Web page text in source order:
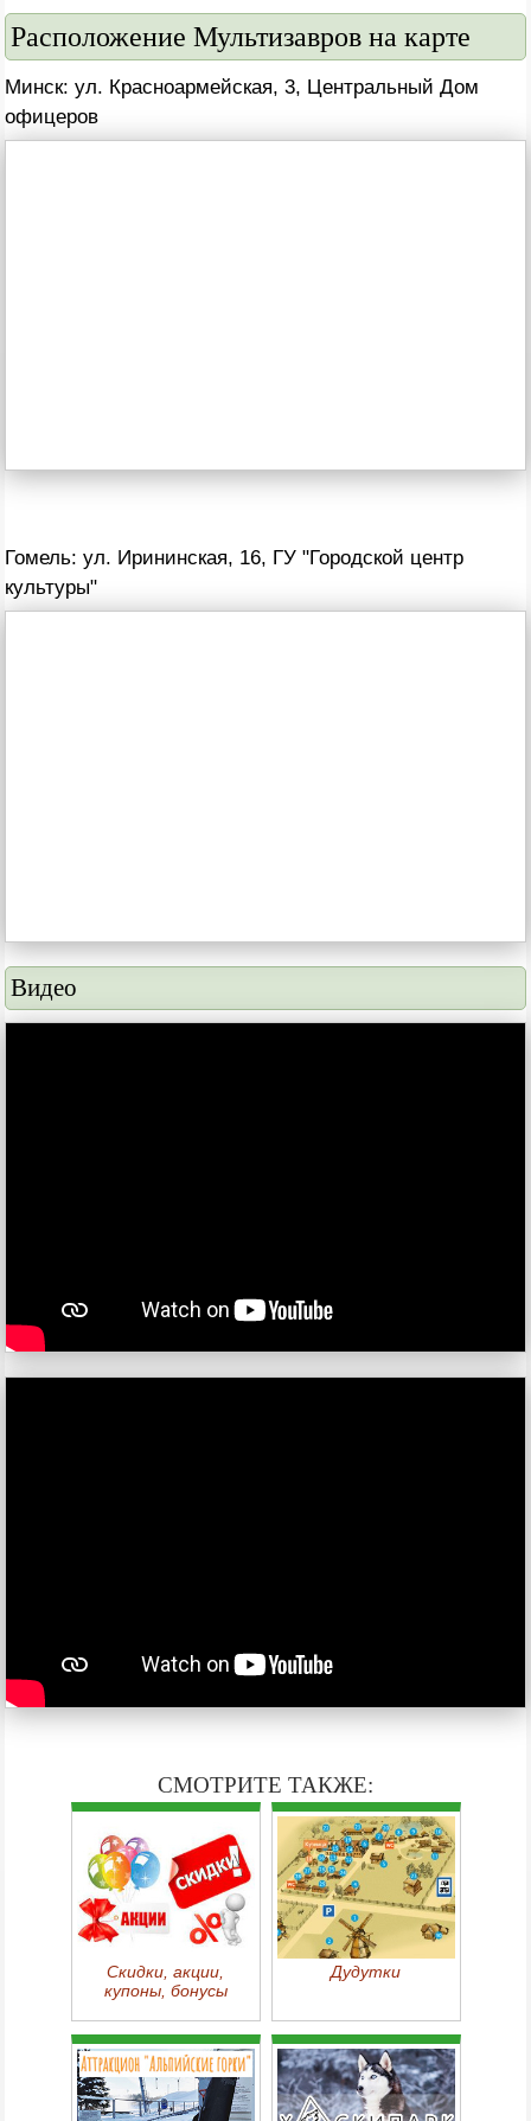
Расположение Мультизавров на карте
Минск: ул. Красноармейская, 3, Центральный Дом
офицеров
Гомель: ул. Ирининская, 16, ГУ "Городской центр
культуры"
Видео
СМОТРИТЕ ТАКЖЕ:
Скидки, акции,
купоны, бонусы
Дудутки